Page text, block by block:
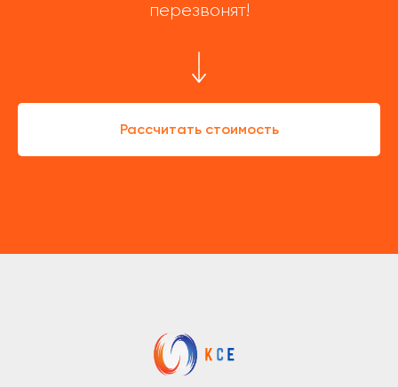
перезвонят!
Рассчитать стоимость